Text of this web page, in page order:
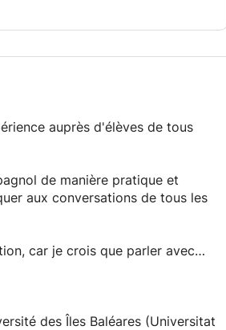
auprès d'élèves de tous
de manière pratique et
aux conversations de tous les
car je crois que parler avec
une langue.
pédagogiques actualisés et
gagner en confiance en
des Îles Baléares (Universitat